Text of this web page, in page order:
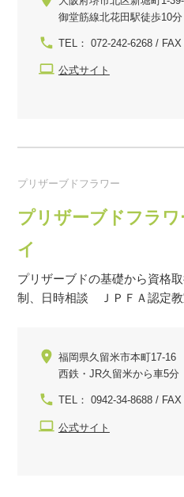
御堂筋線北花田駅徒歩10分
TEL： 072-242-6268 / FAX
公式サイト
プリザーブドフラワー
プリザーブドフラ
イ
プリザーブドの基礎から資格
制、日時相談 ＪＰＦＡ認定教
福岡県久留米市本町17-16
西鉄・JR久留米から車5
TEL： 0942-34-8688 / FAX
公式サイト